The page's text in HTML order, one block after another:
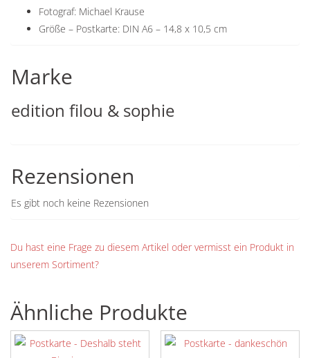
Fotograf: Michael Krause
Größe – Postkarte: DIN A6 – 14,8 x 10,5 cm
Marke
edition filou & sophie
Rezensionen
Es gibt noch keine Rezensionen
Du hast eine Frage zu diesem Artikel oder vermisst ein Produkt in
unserem Sortiment?
Ähnliche Produkte